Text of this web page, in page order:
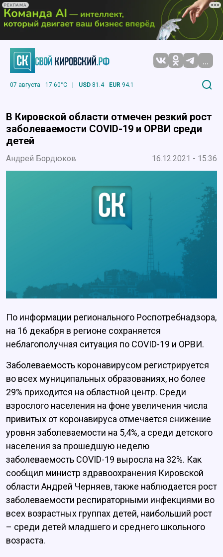
РЕКЛАМА
...
07 августа 17.60°C | USD 81.4 EUR 94.1
В Кировской области отмечен резкий рост
заболеваемости COVID-19 и ОРВИ среди
детей
Андрей Бордюков 16.12.2021 - 15:36
По информации регионального Роспотребнадзора,
на 16 декабря в регионе сохраняется
неблагополучная ситуация по COVID-19 и ОРВИ.
Заболеваемость коронавирусом регистрируется
во всех муниципальных образованиях, но более
29% приходится на областной центр. Среди
взрослого населения на фоне увеличения числа
привитых от коронавируса отмечается снижение
уровня заболеваемости на 5,4%, а среди детского
населения за прошедшую неделю
заболеваемость COVID-19 выросла на 32%. Как
сообщил министр здравоохранения Кировской
области Андрей Черняев, также наблюдается рост
заболеваемости респираторными инфекциями во
всех возрастных группах детей, наибольший рост
– среди детей младшего и среднего школьного
возраста.